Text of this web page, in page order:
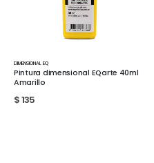
DIMENSIONAL EQ
Pintura dimensional EQarte 40ml
Amarillo Metalizado
$150